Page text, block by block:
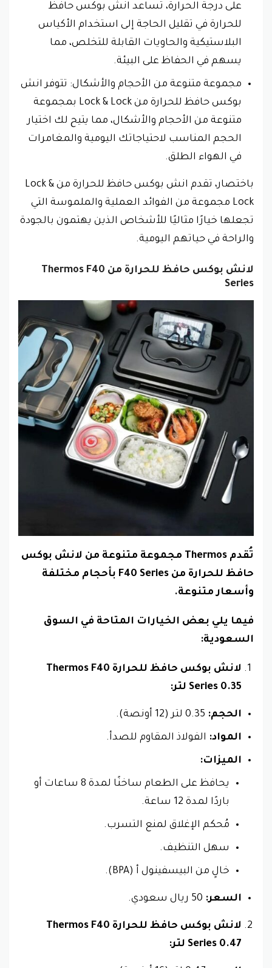
على درجة الحرارة، تساعد انش بوكس حافظ
للحرارة في تقليل الحاجة إلى استخدام الأكياس
البلاستيكية والحاويات القابلة للتخلص، مما
يسهم في الحفاظ على البيئة.
مجموعة متنوعة من الأحجام والأشكال: تتوفر انش
بوكس حافظ للحرارة من Lock & Lock بمجموعة
متنوعة من الأحجام والأشكال، مما يتيح لك اختيار
الحجم المناسب لاحتياجاتك اليومية والمغامرات
في الهواء الطلق.
باختصار، تقدم انش بوكس حافظ للحرارة من Lock &
Lock مجموعة من الفوائد العملية والملموسة التي
تجعلها خيارًا مثاليًا للأشخاص الذين يهتمون بالجودة
والراحة في حياتهم اليومية.
لانش بوكس حافظ للحرارة من Thermos F40
Series
تُقدم Thermos مجموعة متنوعة من لانش بوكس
حافظ للحرارة من F40 Series بأحجام مختلفة
وأسعار متنوعة.
فيما يلي بعض الخيارات المتاحة في السوق
السعودية:
لانش بوكس حافظ للحرارة Thermos F40
Series 0.35 لتر:
الحجم:
المواد: الفولاذ المقاوم للصدأ.
الميزات:
يحافظ على الطعام ساخنًا لمدة 8 ساعات أو
باردًا لمدة 12 ساعة.
مُحكم الإغلاق لمنع التسرب.
سهل التنظيف.
خالٍ من البيسفينول أ (BPA).
السعر:
لانش بوكس حافظ للحرارة Thermos F40
Series 0.47 لتر: